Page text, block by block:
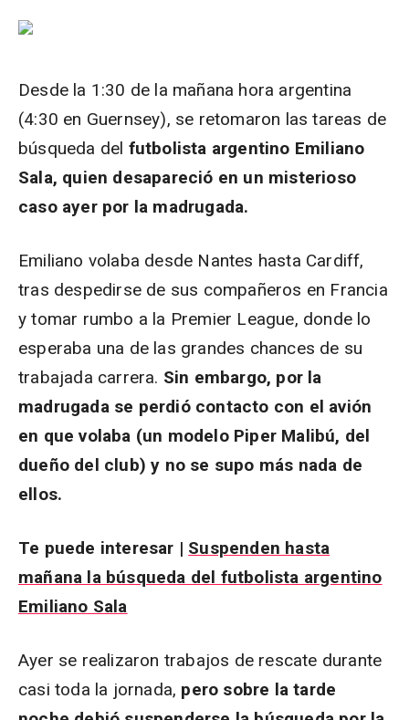
Desde la 1:30 de la mañana hora argentina
(4:30 en Guernsey), se retomaron las tareas de
búsqueda del futbolista argentino Emiliano
Sala, quien desapareció en un misterioso
caso ayer por la madrugada.
Emiliano volaba desde Nantes hasta Cardiff,
tras despedirse de sus compañeros en Francia
y tomar rumbo a la Premier League, donde lo
esperaba una de las grandes chances de su
trabajada carrera. Sin embargo, por la
madrugada se perdió contacto con el avión
en que volaba (un modelo Piper Malibú, del
dueño del club) y no se supo más nada de
ellos.
Te puede interesar | Suspenden hasta
mañana la búsqueda del futbolista argentino
Emiliano Sala
Ayer se realizaron trabajos de rescate durante
casi toda la jornada, pero sobre la tarde